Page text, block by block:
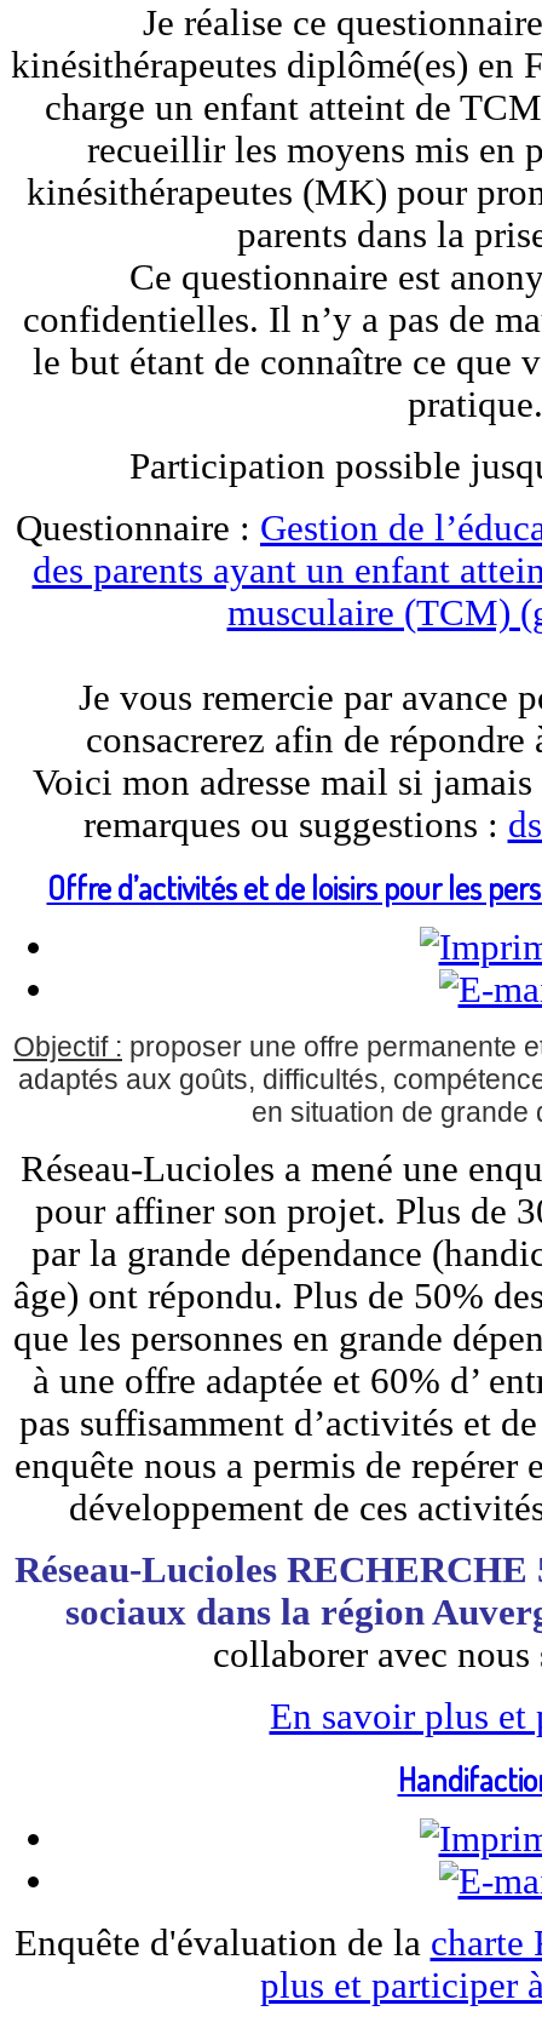
Je réalise ce
kinésithérapeutes diplômé(es) en
charge un enfant atteint de
recueillir les moyens mis en
kinésithérapeutes (MK) pour
parents dans la
Ce questionnaire est
confidentielles. Il n’y a pas de
le but étant de connaître ce que
pratique.
Participation possible
Questionnaire : Gestion de
des parents ayant un enfant
musculaire (TCM)
Je vous remercie par avance
consacrerez afin de
Voici mon adresse mail si
remarques ou suggestions :
Offre d’activités et de loisirs pour les
Objectif : proposer une offre permanente
adaptés aux goûts, difficultés,
en situation de grande
Réseau-Lucioles a mené une
pour affiner son projet. Plus de
par la grande dépendance
âge) ont répondu. Plus de 50%
que les personnes en grande
à une offre adaptée et 60% d’
pas suffisamment d’activités et
enquête nous a permis de repérer
développement de ces
Réseau-Lucioles RECHERCHE
sociaux dans la région
collaborer avec
En savoir plus et
Enquête d'évaluation de la charte
plus et participer